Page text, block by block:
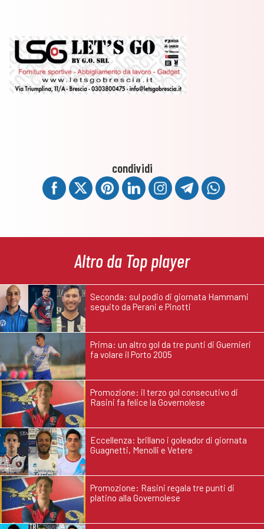
condividi
Altro da Top player
Seconda: sul podio di giornata Hammami
seguito da Perani e Pinotti
Prima: un altro gol da tre punti di Guernieri
fa volare il Porto 2005
Promozione: il terzo gol consecutivo di
Rasini fa felice la Governolese
Eccellenza: brillano i goleador di giornata
Guagnetti, Menolli e Vetere
Promozione: Rasini regala tre punti di
platino alla Governolese